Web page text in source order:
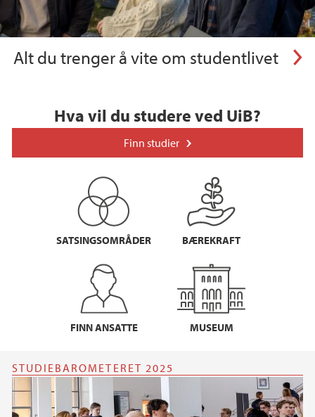
Alt du trenger å vite om studentlivet
Hva vil du studere ved UiB?
Finn studier
SATSINGSOMRÅDER BÆREKRAFT
FINN ANSATTE MUSEUM
STUDIEBAROMETERET 2025